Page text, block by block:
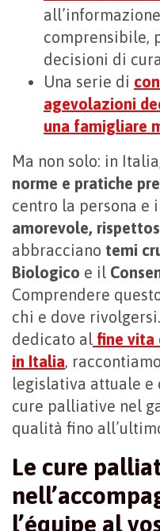
comprensibile,
decisioni di
Una serie di
agevolazioni
una famigliare
Ma non solo: in
norme e pratiche
centro la persona e
amorevole,
abbracciano temi
Biologico e il
Comprendere
chi e dove
dedicato al fine vita
in Italia,
legislativa attuale e
cure palliative nel
qualità fino
Le cure
l’équipe al